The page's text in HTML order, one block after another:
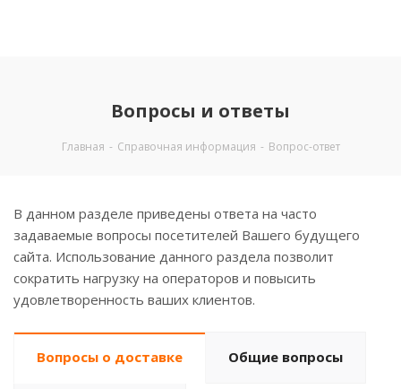
Вопросы и ответы
Главная - Справочная информация - Вопрос-ответ
В данном разделе приведены ответа на часто
задаваемые вопросы посетителей Вашего будущего
сайта. Использование данного раздела позволит
сократить нагрузку на операторов и повысить
удовлетворенность ваших клиентов.
Вопросы о доставке Общие вопросы